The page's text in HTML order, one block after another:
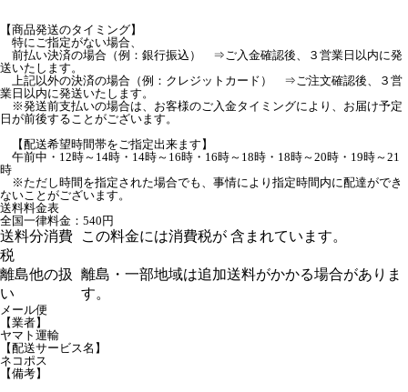
【商品発送のタイミング】
特にご指定がない場合、
前払い決済の場合（例：銀行振込） ⇒ご入金確認後、３営業日以内に発
送いたします。
上記以外の決済の場合（例：クレジットカード） ⇒ご注文確認後、３営
業日以内に発送いたします。
※発送前支払いの場合は、お客様のご入金タイミングにより、お届け予定
日が前後することがございます。
【配送希望時間帯をご指定出来ます】
午前中・12時～14時・14時～16時・16時～18時・18時～20時・19時～21
時
※ただし時間を指定された場合でも、事情により指定時間内に配達ができ
ないことがございます。
送料料金表
全国一律料金：540円
送料分消費
税
この料金には消費税が 含まれています。
離島他の扱
い
離島・一部地域は追加送料がかかる場合がありま
す。
メール便
【業者】
ヤマト運輸
【配送サービス名】
ネコポス
【備考】